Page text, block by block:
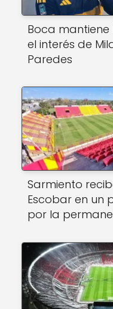
Boca
el interés de
Paredes
Sarmiento
Escobar en un
por la